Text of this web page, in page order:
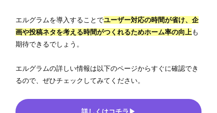
エルグラムを導入することでユーザー対応の時間が省け、企
画や投稿ネタを考える時間がつくれるためホーム率の向上も
期待できるでしょう。
エルグラムの詳しい情報は以下のページからすぐに確認でき
るので、ぜひチェックしてみてください。